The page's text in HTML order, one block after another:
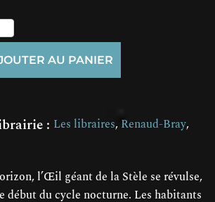
AU PANIER
: Les libraires, Renaud-Bray,
l’Œil géant de la Stèle se révulse,
début du cycle nocturne. Les habitants